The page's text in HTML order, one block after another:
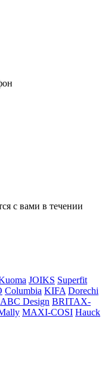
с вами в течении
JOIKS Superfit
Columbia KIFA Dorechi
ABC Design BRITAX-
MAXI-COSI Hauck